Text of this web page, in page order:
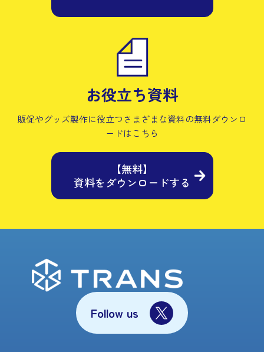
お役立ち資料
販促やグッズ製作に役立つさまざまな資料の無料ダウンロ
ードはこちら
【無料】
資料をダウンロードする
Follow us